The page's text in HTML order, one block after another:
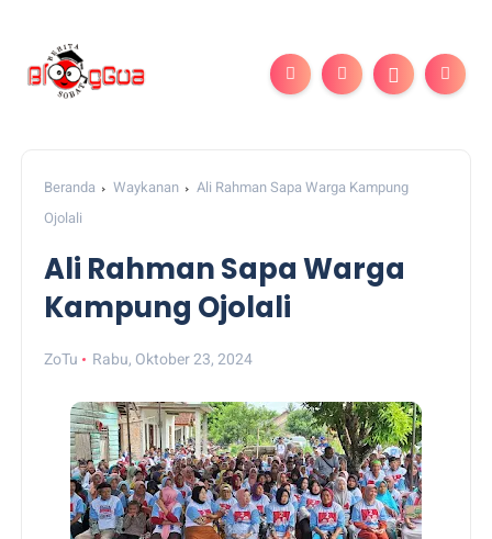
Beranda Waykanan
Ali Rahman Sapa Warga Kampung
Ojolali
Ali Rahman Sapa Warga
Kampung Ojolali
ZoTu Rabu, Oktober 23, 2024